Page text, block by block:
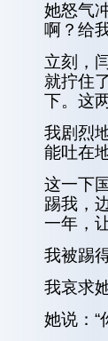
她怒气
啊？给
立刻，
就拧住
下。这
我剧烈
能吐在
这一下
踢我，
一年，
我被踢
我哀求
她说：“